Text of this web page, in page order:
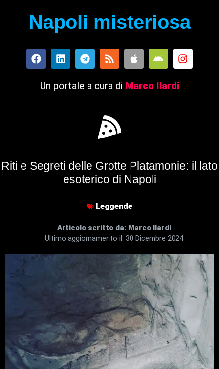
Napoli misteriosa
Un portale a cura di Marco Ilardi
Riti e Segreti delle Grotte Platamonie: il lato
esoterico di Napoli
Leggende
Articolo scritto da: Marco Ilardi
Ultimo aggiornamento il: 30 Dicembre 2024